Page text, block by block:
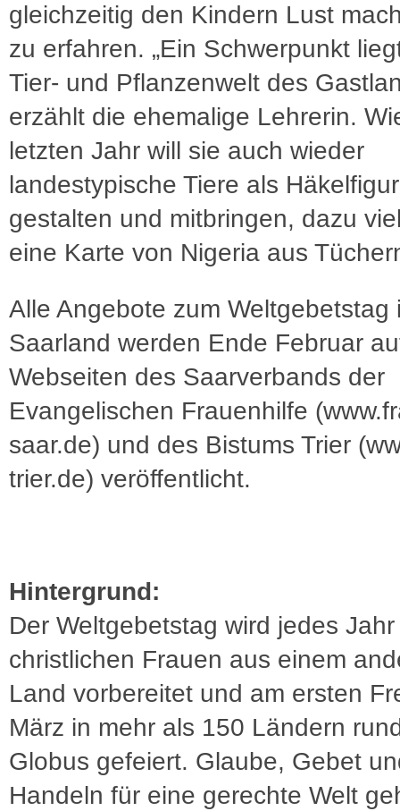
gleichzeitig den Kindern Lust
zu erfahren. „Ein Schwerpunkt
Tier- und Pflanzenwelt des
erzählt die ehemalige Lehrerin.
letzten Jahr will sie auch wieder
landestypische Tiere als
gestalten und mitbringen, dazu
eine Karte von Nigeria aus
Alle Angebote zum Weltgebetstag
Saarland werden Ende Februar
Webseiten des Saarverbands der
Evangelischen Frauenhilfe
saar.de) und des Bistums Trier
trier.de) veröffentlicht.
Hintergrund:
Der Weltgebetstag wird jedes
christlichen Frauen aus einem
Land vorbereitet und am ersten
März in mehr als 150 Ländern
Globus gefeiert. Glaube, Gebet
Handeln für eine gerechte Welt